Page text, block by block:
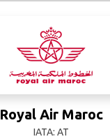
Royal Air Maroc
IATA: AT